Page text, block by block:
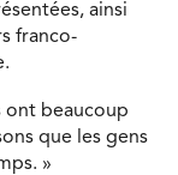
ainsi
franco-
ont beaucoup
que les gens
»